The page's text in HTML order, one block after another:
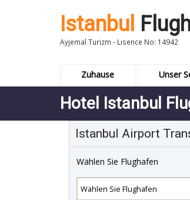
Istanbul
Ayjemal Turizm - Lisence No: 14942
Zuhause Unser
Hotel Istanbul
Istanbul Airport
Wählen Sie Flughafen